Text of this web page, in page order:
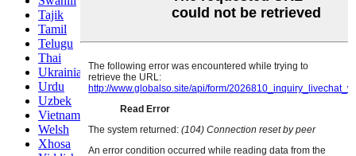
Tajik
Tamil
Telugu
Thai
Ukrainian
Urdu
Uzbek
Vietnamese
Welsh
Xhosa